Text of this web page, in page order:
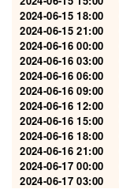
2024-06-15 18:00
2024-06-15 21:00
2024-06-16 00:00
2024-06-16 03:00
2024-06-16 06:00
2024-06-16 09:00
2024-06-16 12:00
2024-06-16 15:00
2024-06-16 18:00
2024-06-16 21:00
2024-06-17 00:00
2024-06-17 03:00